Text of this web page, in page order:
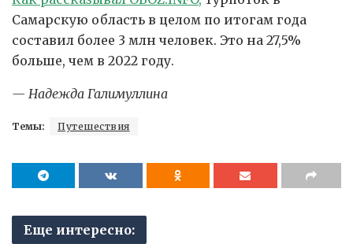
Самарскую область в целом по итогам года
составил более 3 млн человек. Это на 27,5%
больше, чем в 2022 году.
— Надежда Галимуллина
Темы: Путешествия
Еще интересно: